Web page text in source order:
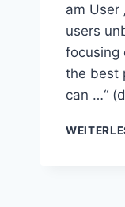
am User
users
focusing
the best
can …“